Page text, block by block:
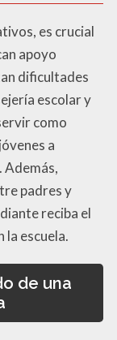
es crucial
apoyo
dificultades
escolar y
como
a
Además,
padres y
reciba el
la escuela.
de una